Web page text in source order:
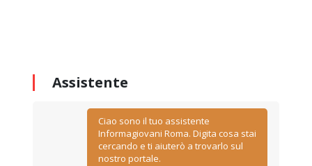
Assistente
Ciao sono il tuo assistente
Informagiovani Roma. Digita cosa stai
cercando e ti aiuterò a trovarlo sul
nostro portale.